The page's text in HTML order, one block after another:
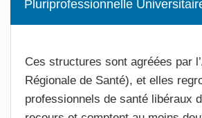
Pluriprofessionnelle
Ces structures sont agréées par
Régionale de Santé), et elles
professionnels de santé libéraux